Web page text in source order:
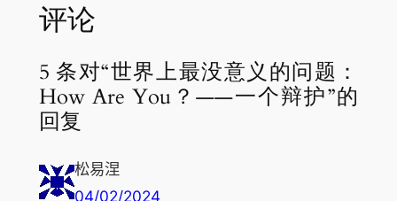
评论
5 条对“世界上最没意义的问题：
How Are You？——一个辩护”的
回复
松易涅
04/02/2024